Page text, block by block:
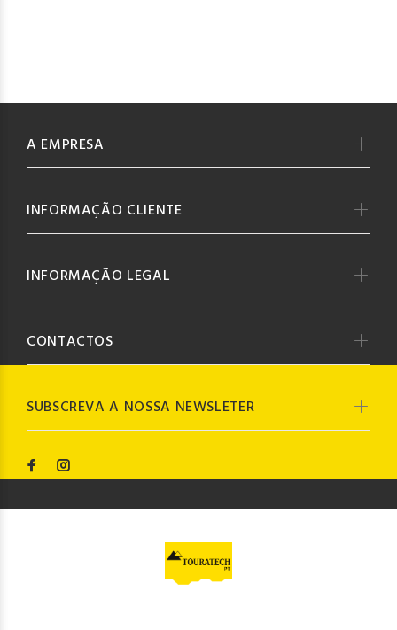
SUBSCREVA A NOSSA NEWSLETER
A EMPRESA
INFORMAÇÃO CLIENTE
INFORMAÇÃO LEGAL
CONTACTOS